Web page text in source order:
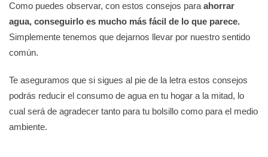
Como puedes observar, con estos consejos para ahorrar
agua, conseguirlo es mucho más fácil de lo que parece.
Simplemente tenemos que dejarnos llevar por nuestro sentido
común.
Te aseguramos que si sigues al pie de la letra estos consejos
podrás reducir el consumo de agua en tu hogar a la mitad, lo
cual será de agradecer tanto para tu bolsillo como para el medio
ambiente.